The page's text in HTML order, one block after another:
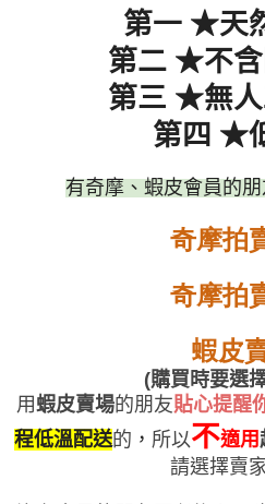
第一 ★天
第二 ★不
第三 ★無
第四 ★
有奇摩、蝦皮會員的
奇摩拍
奇摩拍
蝦皮
(購買時要選
用蝦皮賣場的朋友貼心提醒
程低溫配送的 ， 所以不適用
請選擇賣